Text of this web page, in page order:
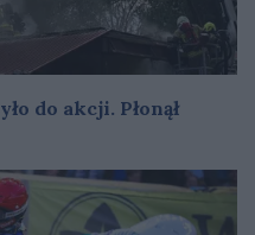
do akcji. Płonął